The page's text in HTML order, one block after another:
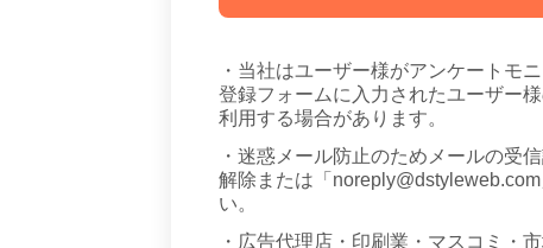
・当社はユーザー様がアンケートモ
登録フォームに入力されたユーザー
利用する場合があります。
・迷惑メール防止のためメールの受
解除または「
い。
・広告代理店・印刷業・マスコミ・